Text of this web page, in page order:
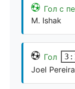
Гол с
M. Ishak
Гол
Joel Pereira